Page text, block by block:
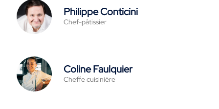
Philippe Conticini
Chef-pâtissier
Coline Faulquier
Cheffe cuisinière